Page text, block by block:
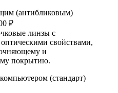
(антибликовым)
₽
линзы с
свойствами,
и
покрытию.
(стандарт)